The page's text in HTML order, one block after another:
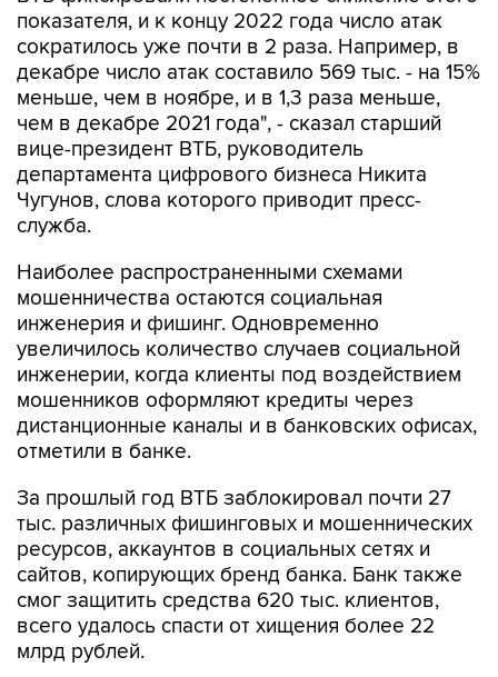
показателя, и к концу 2022 года число атак
сократилось уже почти в 2 раза. Например, в
декабре число атак составило 569 тыс. - на 15%
меньше, чем в ноябре, и в 1,3 раза меньше,
чем в декабре 2021 года", - сказал старший
вице-президент ВТБ, руководитель
департамента цифрового бизнеса Никита
Чугунов, слова которого приводит пресс-
служба.
Наиболее распространенными схемами
мошенничества остаются социальная
инженерия и фишинг. Одновременно
увеличилось количество случаев социальной
инженерии, когда клиенты под воздействием
мошенников оформляют кредиты через
дистанционные каналы и в банковских офисах,
отметили в банке.
За прошлый год ВТБ заблокировал почти 27
тыс. различных фишинговых и мошеннических
ресурсов, аккаунтов в социальных сетях и
сайтов, копирующих бренд банка. Банк также
смог защитить средства 620 тыс. клиентов,
всего удалось спасти от хищения более 22
млрд рублей.